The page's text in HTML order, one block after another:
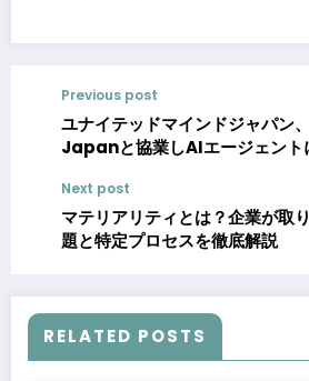
Previous post
ユナイテッドマインドジャパ
Japanと協業しAIエージェント
Next post
マテリアリティとは？企業が取
題と特定プロセスを徹底解説
RELATED POSTS